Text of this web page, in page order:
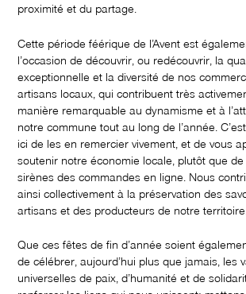
proximité et du partage.
Cette période féérique de l’Avent est
l’occasion de découvrir, ou redécouvrir, la
exceptionnelle et la diversité de nos
artisans locaux, qui contribuent très
manière remarquable au dynamisme et à
notre commune tout au long de l’année.
ici de les en remercier vivement, et de vous
soutenir notre économie locale, plutôt que
sirènes des commandes en ligne. Nous
ainsi collectivement à la préservation des
artisans et des producteurs de notre territoire.
Que ces fêtes de fin d’année soient
de célébrer, aujourd’hui plus que jamais, les
universelles de paix, d’humanité et de